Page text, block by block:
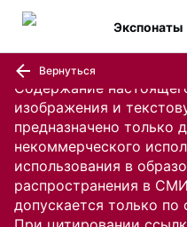
Содержание
изображения и
предназначено только
некоммерческого
использования в
распространения в
допускается только по
Экспонаты
Вернуться